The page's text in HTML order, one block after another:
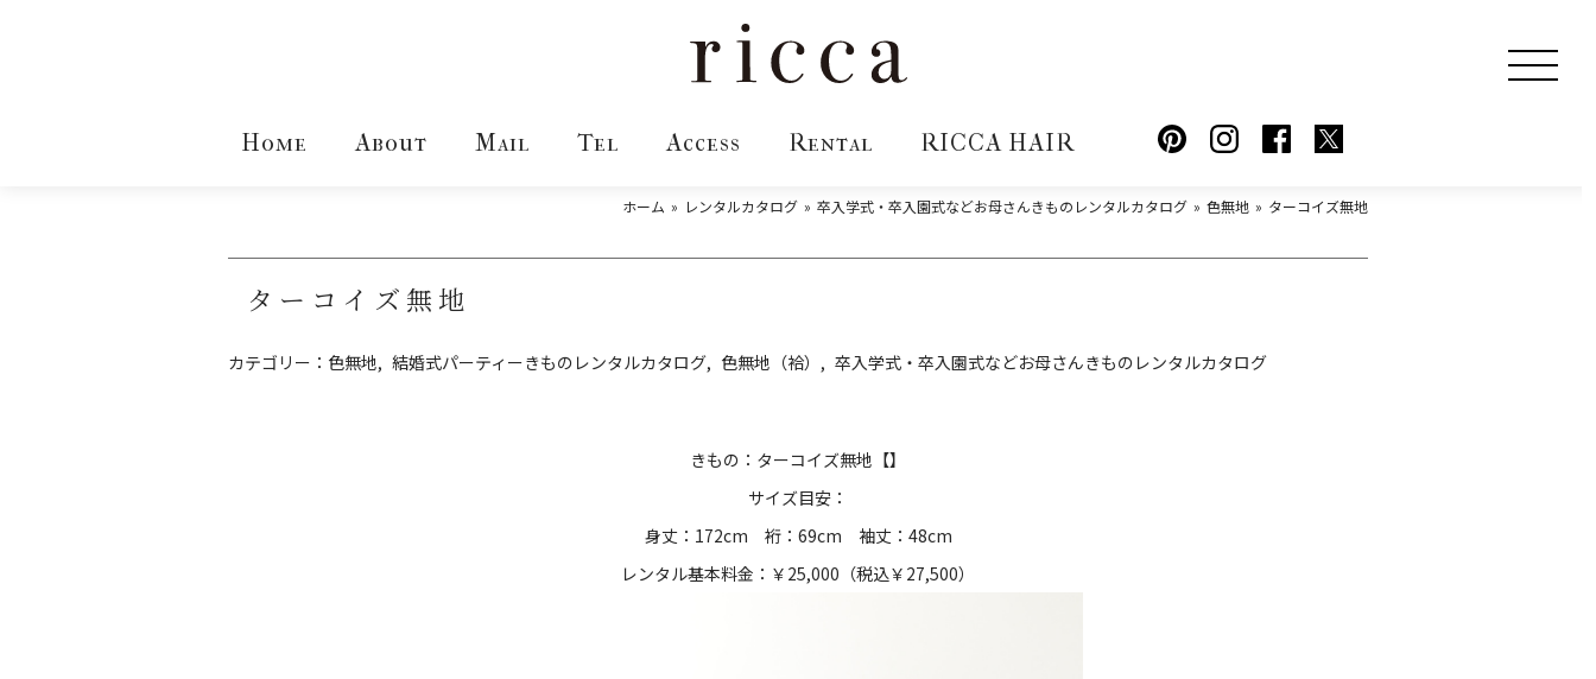
Home About Mail Tel Access Rental RICCA HAIR
ホーム レンタルカタログ 卒入学式・卒入園式などお母さんきものレンタルカタログ 色無地 ターコイズ無地
ターコイズ無地
カテゴリー： 色無地 結婚式パーティーきものレンタルカタログ 色無地（袷） 卒入学式・卒入園式などお母さんきものレンタルカタログ
きもの：ターコイズ無地【】
サイズ目安：
身丈：172cm 裄：69cm 袖丈：48cm
レンタル基本料金：￥25,000（税込￥27,500）